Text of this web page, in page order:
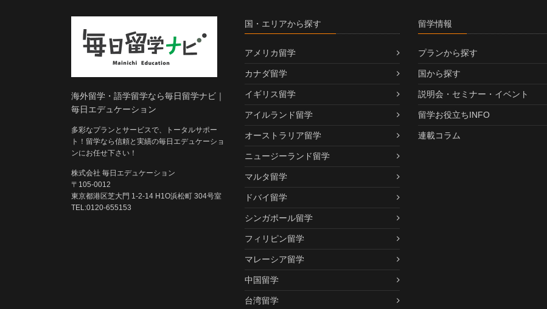
海外留学・語学留学なら毎日留学ナビ｜
毎日エデュケーション
多彩なプランとサービスで、トータルサポー
ト！留学なら信頼と実績の毎日エデュケーショ
ンにお任せ下さい！
株式会社 毎日エデュケーション
〒105-0012
東京都港区芝大門 1-2-14 H1O浜松町 304号室
TEL:0120-655153
国・エリアから探す
アメリカ留学
カナダ留学
イギリス留学
アイルランド留学
オーストラリア留学
ニュージーランド留学
マルタ留学
ドバイ留学
シンガポール留学
フィリピン留学
マレーシア留学
中国留学
台湾留学
留学情報
プランから探す
国から探す
説明会・セミナー・イベント
留学お役立ちINFO
連載コラム